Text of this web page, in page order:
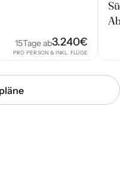
15Tage ab3.240€
PRO PERSON & INKL. FLÜGE